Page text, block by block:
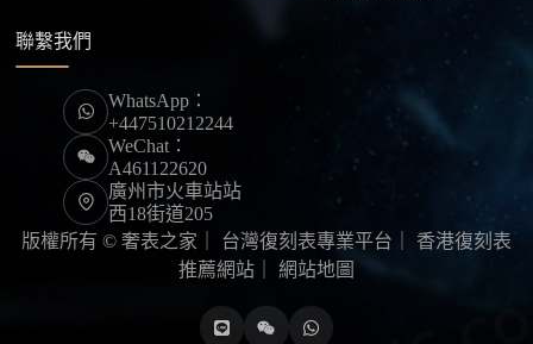
聯繫我們
WhatsApp：
+447510212244
WeChat：
A461122620
廣州市火車站站
西18街道205
版權所有 © 奢表之家｜ 台灣復刻表專業平台
香港復刻表
推薦網站｜ 網站地圖